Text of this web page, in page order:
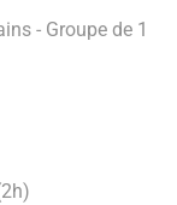
- Groupe de 1